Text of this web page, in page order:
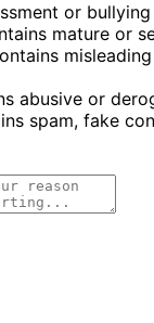
or
mature or
abusive or
spam, fake